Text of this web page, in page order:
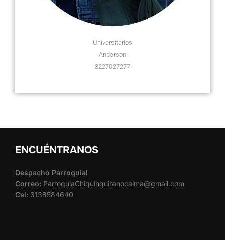
Universitarios
Anderson
3227027277
ENCUÉNTRANOS
Despacho Parroquial
Correo: ParroquiaChiquinquiranocaima@gmail.com
Cel: 3138584640